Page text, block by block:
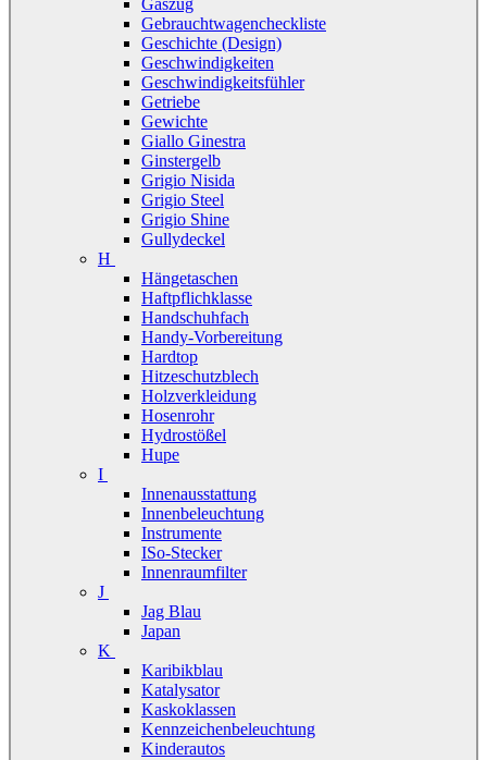
Gaszug
Gebrauchtwagencheckliste
Geschichte (Design)
Geschwindigkeiten
Geschwindigkeitsfühler
Getriebe
Gewichte
Giallo Ginestra
Ginstergelb
Grigio Nisida
Grigio Steel
Grigio Shine
Gullydeckel
H
Hängetaschen
Haftpflichklasse
Handschuhfach
Handy-Vorbereitung
Hardtop
Hitzeschutzblech
Holzverkleidung
Hosenrohr
Hydrostößel
Hupe
I
Innenausstattung
Innenbeleuchtung
Instrumente
ISo-Stecker
Innenraumfilter
J
Jag Blau
Japan
K
Karibikblau
Katalysator
Kaskoklassen
Kennzeichenbeleuchtung
Kinderautos